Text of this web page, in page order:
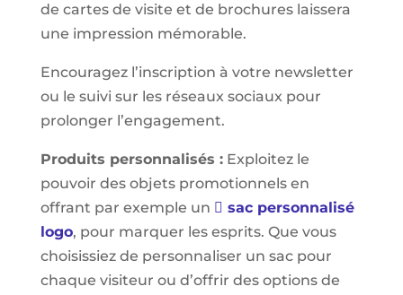
de cartes de visite et de brochures laissera
une impression mémorable.
Encouragez l’inscription à votre newsletter
ou le suivi sur les réseaux sociaux pour
prolonger l’engagement.
Produits personnalisés :Exploitez le
pouvoir des objets promotionnels en
offrant par exemple un
sac personnalisé
logo, pour marquer les esprits. Que vous
choisissiez de personnaliser un sac pour
chaque visiteur ou d’offrir des options de